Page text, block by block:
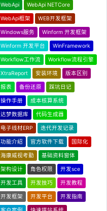
WebApi WebApi NETCore
WebApi框架 WEB开发框架
Windows服务 Winform 开发框架
Winform 开发平台 WinFramework
Workflow工作流 Workflow流程引擎
XtraReport 安装环境 版本区别
报表 备份还原 踩坑日记
操作手册 成本核算系统
达梦数据库 代码生成器
电子线材ERP 迭代开发记录
功能介绍 官方软件下载 国际化
海康威视考勤 基础资料窗体
架构设计 角色权限 开发sce
开发工具 开发技巧 开发教程
开发框架 开发平台 开发指南